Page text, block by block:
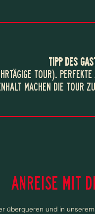
TIPP DES
TOUR).
MACHEN DIE TOUR
ANREISE MIT
überqueren und in